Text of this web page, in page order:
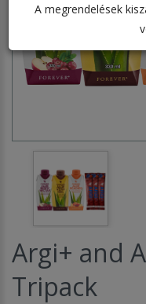
A megrendelések
Argi+ and
Tripack